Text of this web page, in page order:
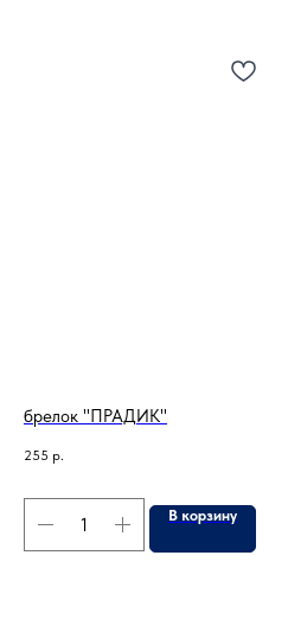
брелок "ПРАДИК"
255 р.
В корзину